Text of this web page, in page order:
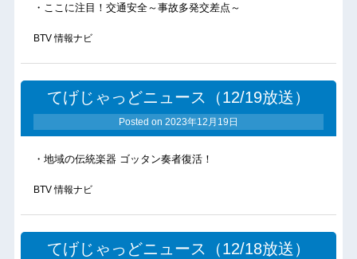
・ここに注目！交通安全～事故多発交差点～
BTV 情報ナビ
てげじゃっどニュース（12/19放送）
Posted on 2023年12月19日
・地域の伝統楽器 ゴッタン奏者復活！
BTV 情報ナビ
てげじゃっどニュース（12/18放送）